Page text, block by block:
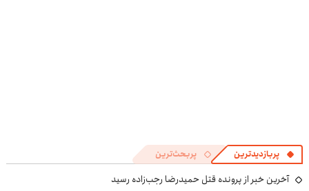
پربازدیدترین پربحث‌ترین
آخرین خبر از پرونده قتل حمیدرضا رجب‌زاده رسید